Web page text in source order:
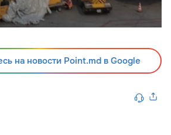
на новости Point.md в Google